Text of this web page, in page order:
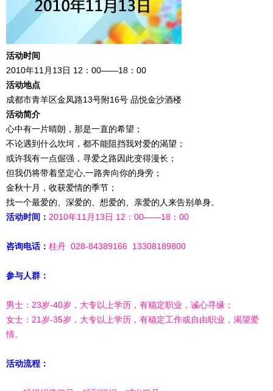
活动时间
2010年11月13日 12：00——18：00
活动地点
成都市青羊区金凤路13号附16号 品悦金沙酒楼
活动简介
心中有一片晴朗，那是一直的希望；
不论遇到什么坎坷，都不能阻挡我对爱的渴望；
或许我有一点倔强，寻爱之路因此变得漫长；
但我仍将带着坚定心,一路奔向你的身旁；
金秋十月，收获爱情的季节；
找一个最爱的、深爱的、想爱的、亲爱的人来告别单身。
活动时间： 2010年11月13日 12：00——18：00
咨询电话： 桂丹 028-84389166 13308189800
参与人群：
男士：23岁-40岁，大专以上学历，有稳定职业，诚心寻缘；
女士：21岁-35岁，大专以上学历，有稳定工作或自由职业，渴望爱
情。
活动流程：